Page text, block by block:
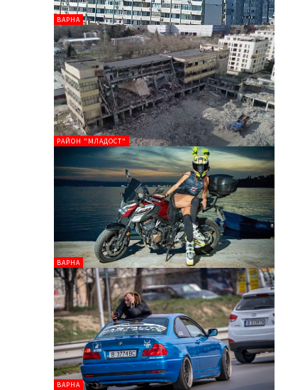
ВАРНА
РАЙОН "МЛАДОСТ"
ВАРНА
ВАРНА